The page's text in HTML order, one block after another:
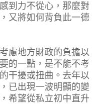
到力不從心，那麼對
又將如何背負此一德
慮地方財政的負擔以
的一點，是不能不考
干擾或扭曲。去年以
已出現一波明顯的變
希望從私立初中直升